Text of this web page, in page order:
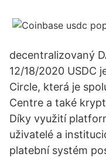
decentralizovaný
12/18/2020 USDC
Circle, která je
Centre a také
Díky využití
uživatelé a
platební systém